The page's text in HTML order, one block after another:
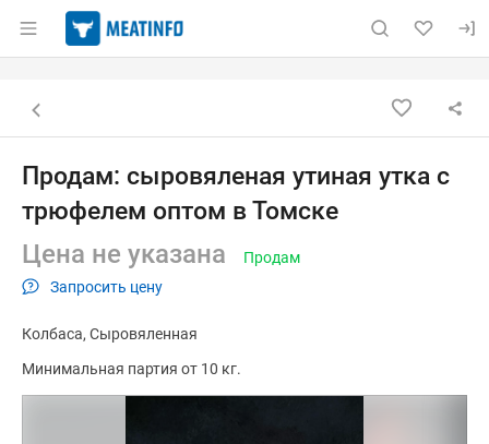
Раздел навигации по сайту meatinfo.ru
Объявление: Продам:
Навигация и управление объявлением
Назад к списку объявлений
Продам: сыровяленая утиная утка с
трюфелем оптом в Томске
Цена не указана
Запросить цену
Продам
Колбаса Сыровяленная
Минимальная партия от 10 кг.